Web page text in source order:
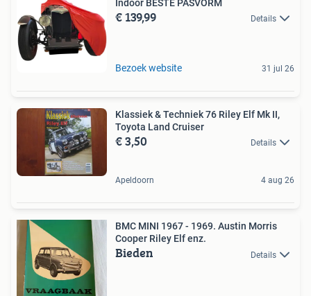
Indoor BESTE PASVORM
€ 139,99 Details
Bezoek website 31 jul 26
Klassiek & Techniek 76 Riley Elf Mk II,
Toyota Land Cruiser
€ 3,50 Details
Apeldoorn 4 aug 26
BMC MINI 1967 - 1969. Austin Morris
Cooper Riley Elf enz.
Bieden Details